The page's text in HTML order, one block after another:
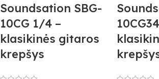
Soundsation SBG-
10CG 1/4 –
klasikinės gitaros
krepšys